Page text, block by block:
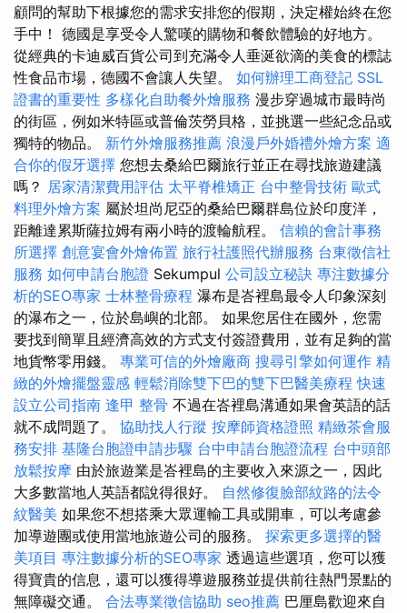
顧問的幫助下根據您的需求安排您的假期，決定權始終在您
手中！ 德國是享受令人驚嘆的購物和餐飲體驗的好地方。
從經典的卡迪威百貨公司到充滿令人垂涎欲滴的美食的標誌
性食品市場，德國不會讓人失望。 如何辦理工商登記 SSL
證書的重要性 多樣化自助餐外燴服務 漫步穿過城市最時尚
的街區，例如米特區或普倫茨勞貝格，並挑選一些紀念品或
獨特的物品。 新竹外燴服務推薦 浪漫戶外婚禮外燴方案 適
合你的假牙選擇 您想去桑給巴爾旅行並正在尋找旅遊建議
嗎？ 居家清潔費用評估 太平脊椎矯正 台中整骨技術 歐式
料理外燴方案 屬於坦尚尼亞的桑給巴爾群島位於印度洋，
距離達累斯薩拉姆有兩小時的渡輪航程。 信賴的會計事務
所選擇 創意宴會外燴佈置 旅行社護照代辦服務 台東徵信社
服務 如何申請台胞證 Sekumpul 公司設立秘訣 專注數據分
析的SEO專家 士林整骨療程 瀑布是峇裡島最令人印象深刻
的瀑布之一，位於島嶼的北部。 如果您居住在國外，您需
要找到簡單且經濟高效的方式支付簽證費用，並有足夠的當
地貨幣零用錢。 專業可信的外燴廠商 搜尋引擎如何運作 精
緻的外燴擺盤靈感 輕鬆消除雙下巴的雙下巴醫美療程 快速
設立公司指南 逢甲 整骨 不過在峇裡島溝通如果會英語的話
就不成問題了。 協助找人行蹤 按摩師資格證照 精緻茶會服
務安排 基隆台胞證申請步驟 台中申請台胞證流程 台中頭部
放鬆按摩 由於旅遊業是峇裡島的主要收入來源之一，因此
大多數當地人英語都說得很好。 自然修復臉部紋路的法令
紋醫美 如果您不想搭乘大眾運輸工具或開車，可以考慮參
加導遊團或使用當地旅遊公司的服務。 探索更多選擇的醫
美項目 專注數據分析的SEO專家 透過這些選項，您可以獲
得寶貴的信息，還可以獲得導遊服務並提供前往熱門景點的
無障礙交通。 合法專業徵信協助 seo推薦 巴厘島歡迎來自